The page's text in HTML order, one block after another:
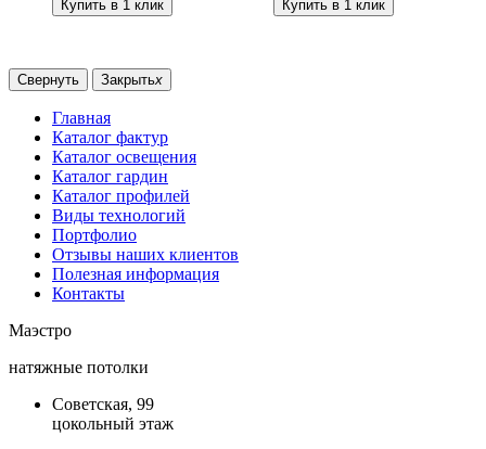
Купить в 1 клик Купить в 1 клик
Свернуть Закрытьx
Главная
Каталог фактур
Каталог освещения
Каталог гардин
Каталог профилей
Виды технологий
Портфолио
Отзывы наших клиентов
Полезная информация
Контакты
Маэстро
натяжные потолки
Советская, 99
цокольный этаж